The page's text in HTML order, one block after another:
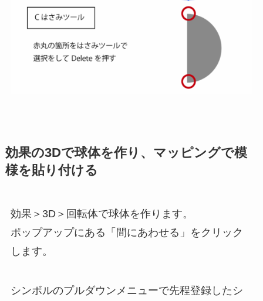
効果の3Dで球体を作り、マッピングで模
様を貼り付ける
効果＞3D＞回転体で球体を作ります。
ポップアップにある「間にあわせる」をクリック
します。
シンボルのプルダウンメニューで先程登録したシ